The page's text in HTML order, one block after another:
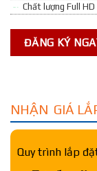
Chất lượng Full
ĐĂNG KÝ
NHẬN GIÁ
Quy trình lắp